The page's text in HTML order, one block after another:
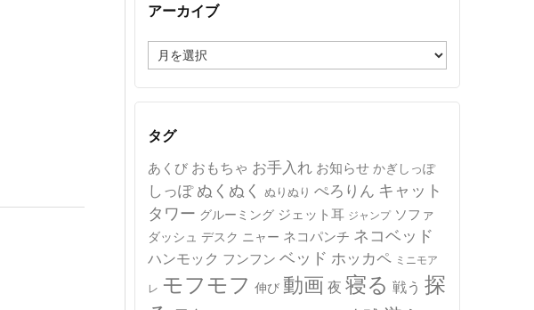
アーカイブ
ー
カ
イ
タグ
あくび おもちゃ お手入れ お知らせ かぎしっぽ
しっぽ ぬくぬく ぬりぬり ぺろりん キャット
タワー グルーミング ジェット耳 ジャンプ ソファ
ダッシュ デスク ニャー ネコパンチ ネコベッド
ハンモック フンフン ベッド ホッカペ ミニモア
レ モフモフ 伸び 動画 夜 寝る 戦う 探